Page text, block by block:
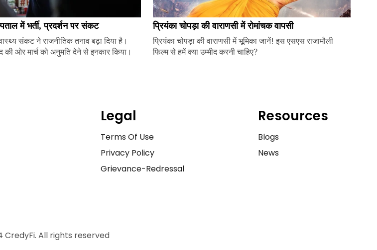
में भर्ती, प्रदर्शन पर संकट
संकट ने राजनीतिक तनाव बढ़ा दिया है।
ओर मार्च को अनुमति देने से इनकार किया।
प्रियंका चोपड़ा की वाराणसी में रोमांचक वापसी
प्रियंका चोपड़ा की वाराणसी में भूमिका जानें! इस एसएस राजामौली
फिल्म से हमें क्या उम्मीद करनी चाहिए?
Legal
Terms Of Use
Privacy Policy
Grievance-Redressal
Resources
Blogs
News
CredyFi. All rights reserved